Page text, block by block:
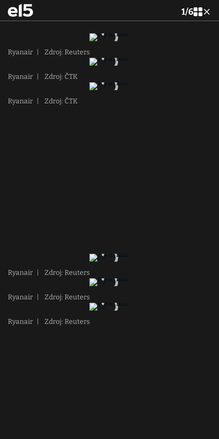
1/6
Ryanair Zdroj: Reuters
Ryanair Zdroj: ČTK
Ryanair Zdroj: ČTK
Ryanair Zdroj: Reuters
Ryanair Zdroj: Reuters
Ryanair Zdroj: Reuters